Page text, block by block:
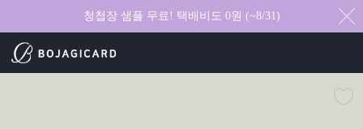
청첩장 샘플 무료! 택배비도 0원 (~8/31)